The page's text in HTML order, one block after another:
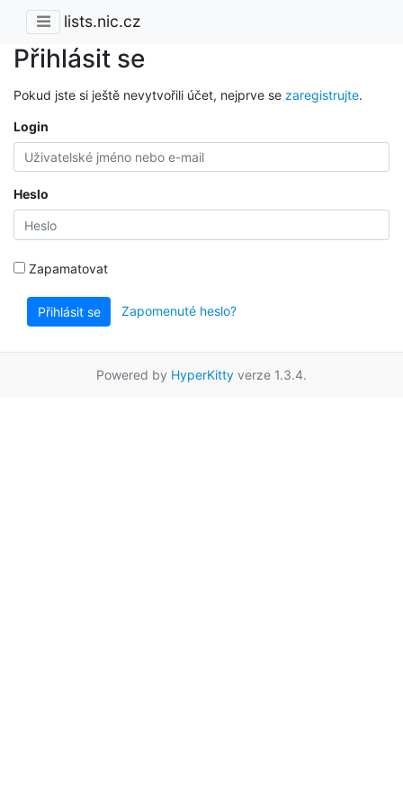
lists.nic.cz
Přihlásit se
Pokud jste si ještě nevytvořili účet, nejprve se zaregistrujte.
Login
Heslo
Zapamatovat
Přihlásit se Zapomenuté heslo?
Powered by HyperKitty verze 1.3.4.